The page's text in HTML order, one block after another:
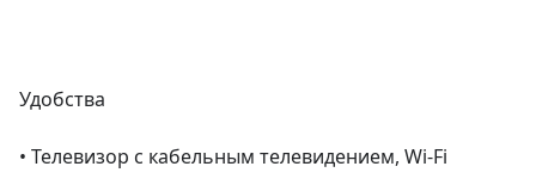
Удобства
• Телевизор с кабельным телевидением, Wi-Fi